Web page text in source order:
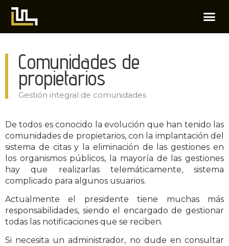
Comunidades de
propietarios
Gestión integral de comunidades
De todos es conocido la evolución que han tenido las
comunidades de propietarios, con la implantación del
sistema de citas y la eliminación de las gestiones en
los organismos públicos, la mayoría de las gestiones
hay que realizarlas telemáticamente, sistema
complicado para algunos usuarios.
Actualmente el presidente tiene muchas más
responsabilidades, siendo el encargado de gestionar
todas las notificaciones que se reciben.
Si necesita un administrador, no dude en consultar